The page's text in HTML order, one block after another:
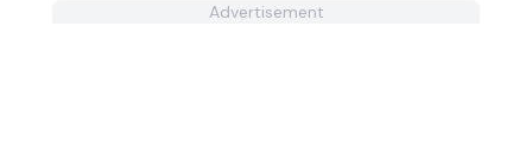
Advertisement